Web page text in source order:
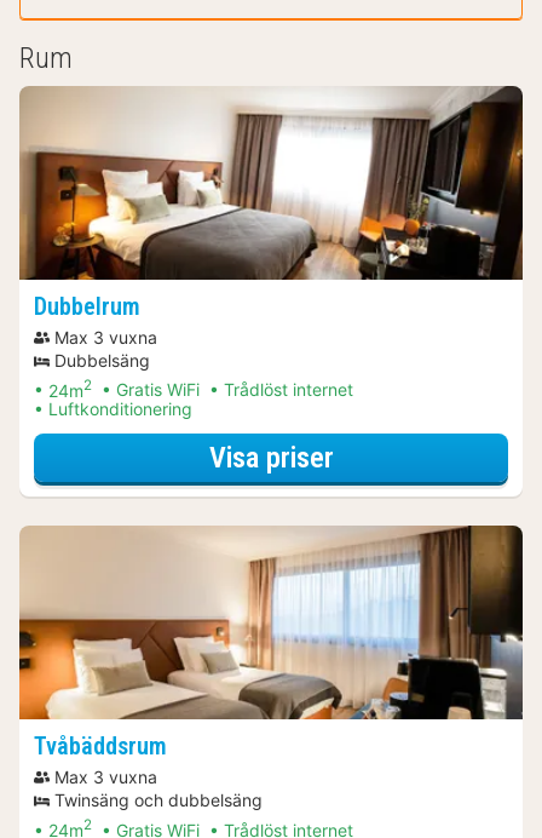
Rum
Dubbelrum
Max 3 vuxna
Dubbelsäng
24m2 Gratis WiFi
Trådlöst internet
Luftkonditionering
Visa priserför Dubbelrum
Tvåbäddsrum
Max 3 vuxna
Twinsäng och dubbelsäng
24m2 Gratis WiFi Trådlöst internet